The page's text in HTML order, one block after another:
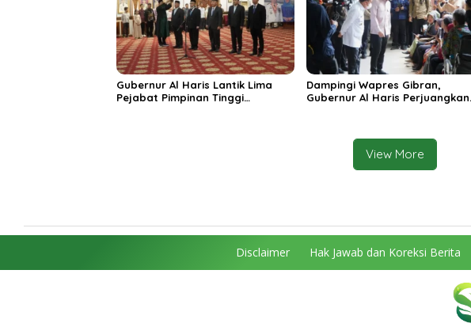
Gubernur Al Haris Lantik Lima
Pejabat Pimpinan Tinggi
Dampingi Wapres Gibran,
Gubernur Al Haris Perjuangkan
View More
Disclaimer Hak Jawab dan Koreksi Berita